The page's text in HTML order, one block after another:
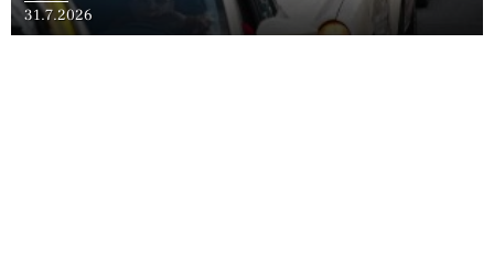
31.7.2026